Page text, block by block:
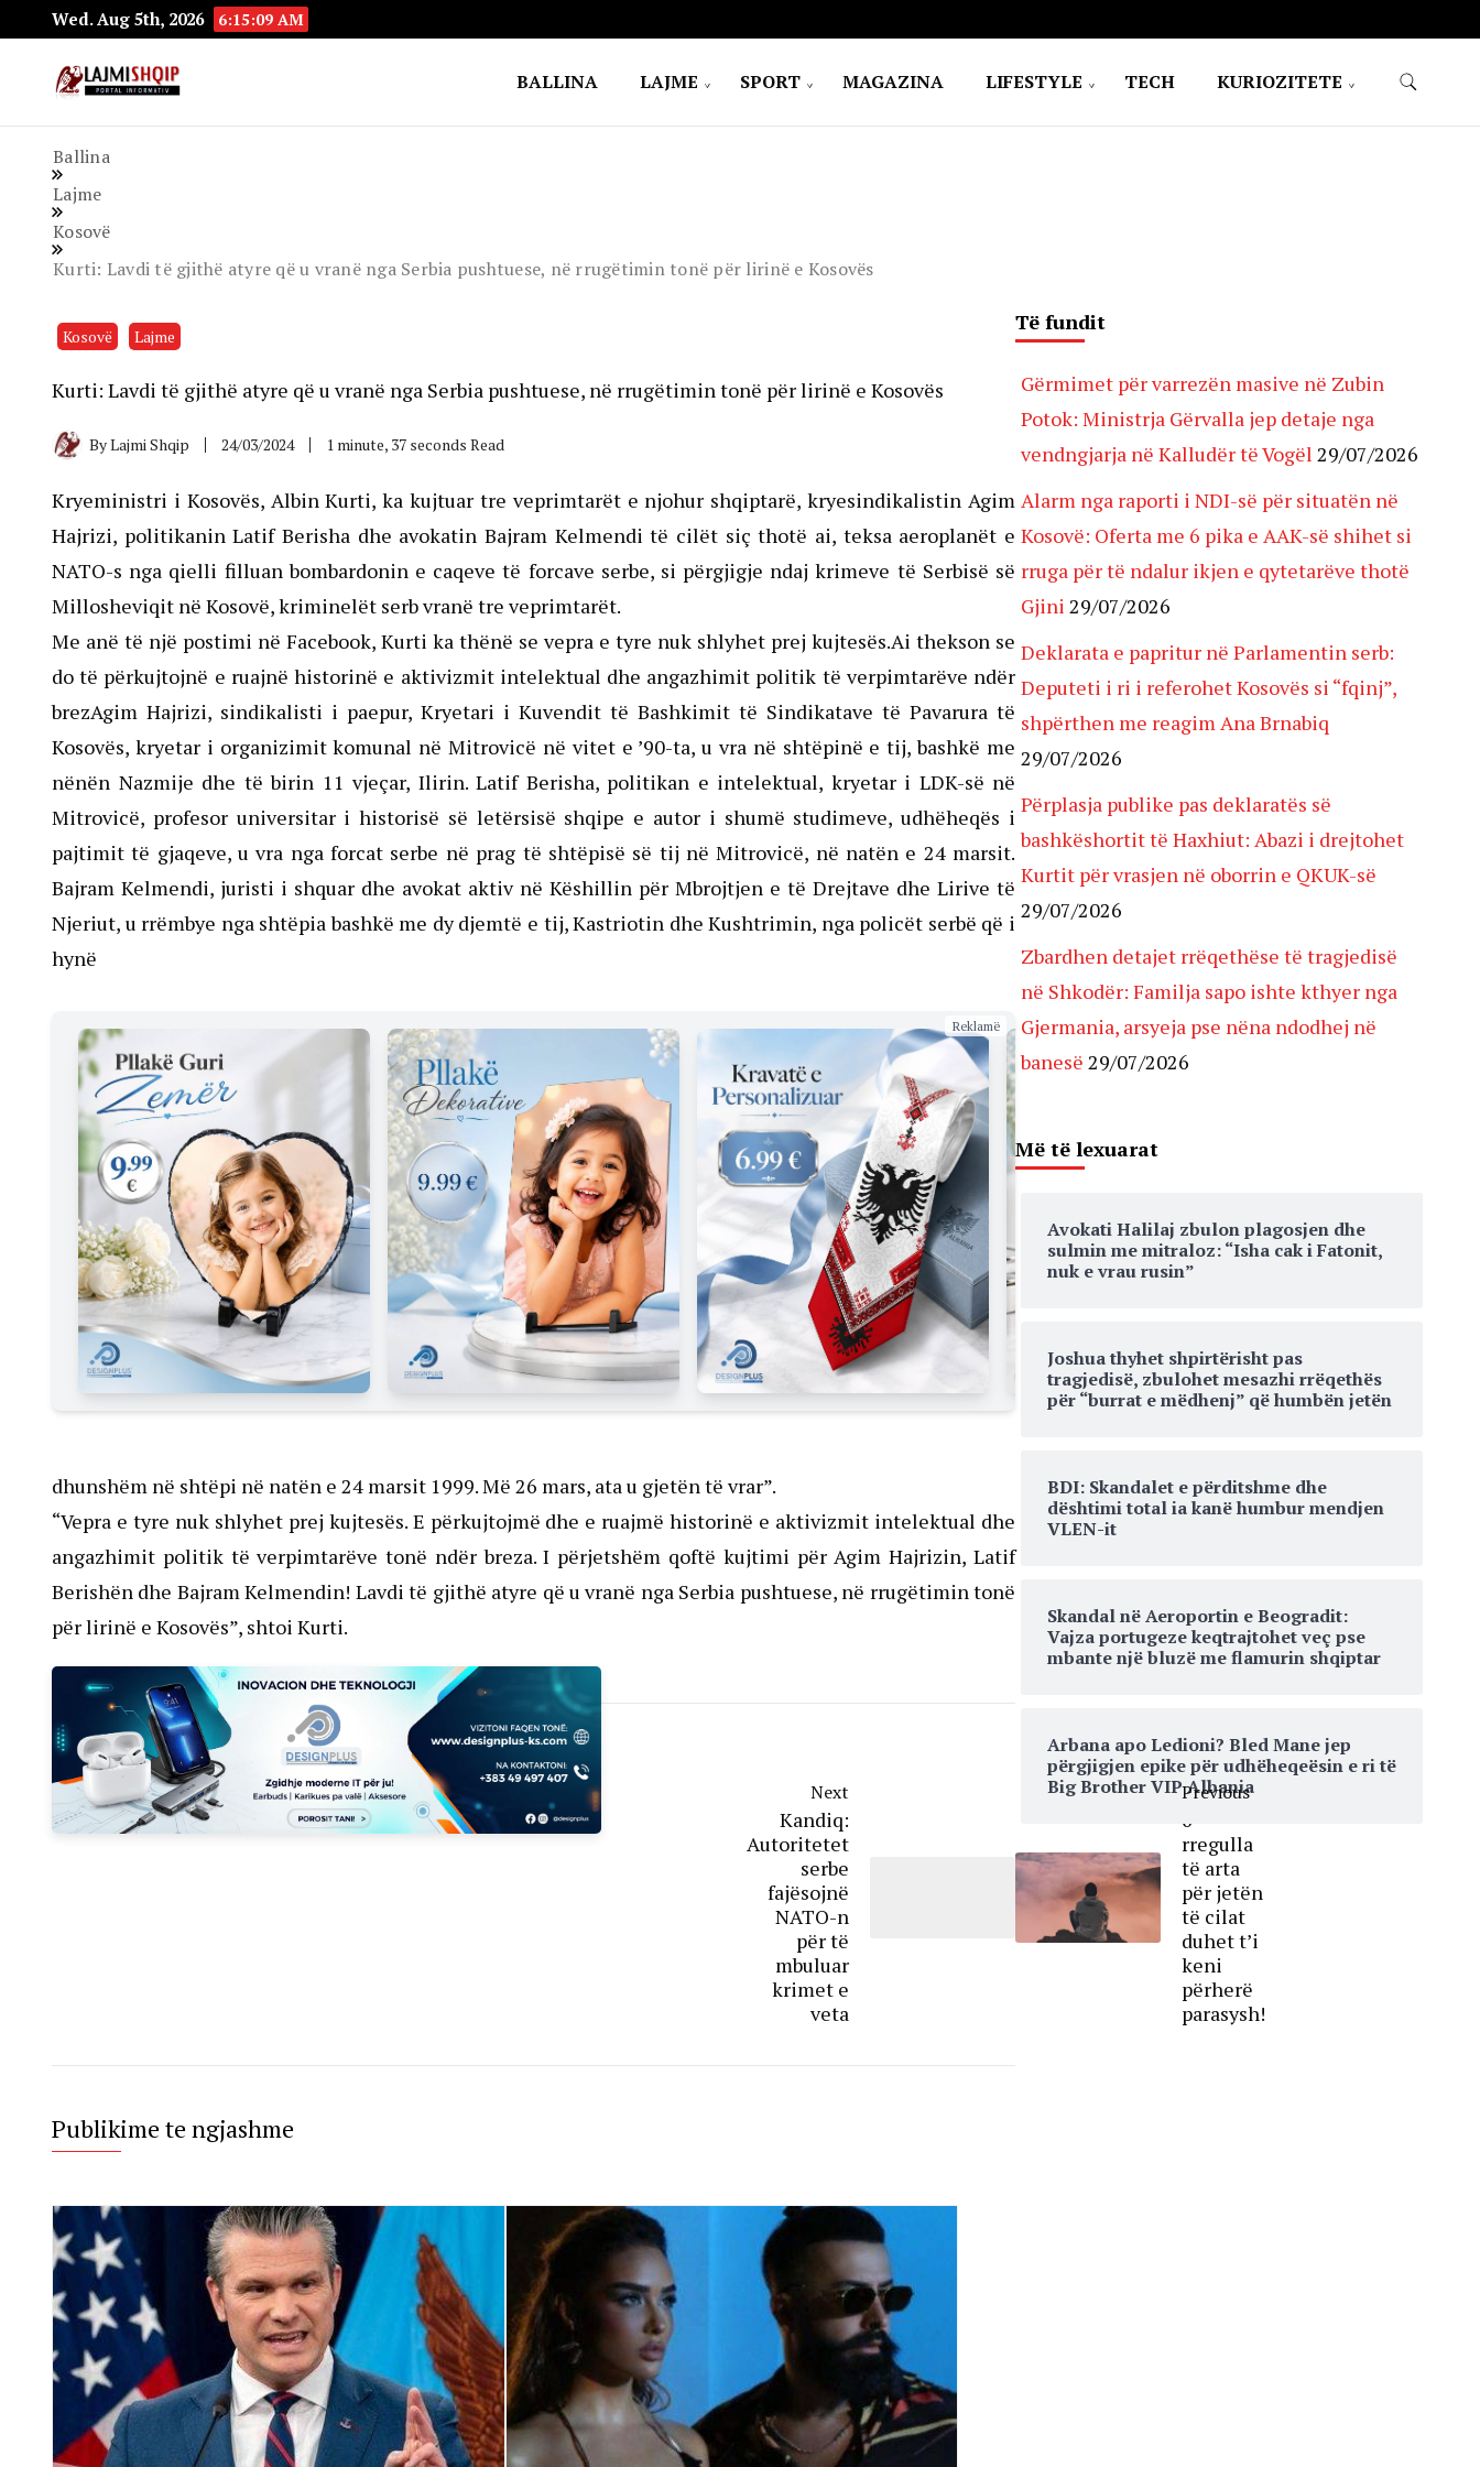
Wed. Aug 5th, 2026 6:15:10 AM
BALLINA LAJME SPORT MAGAZINA LIFESTYLE TECH KURIOZITETE
Ballina
Lajme
Kosovë
Kurti: Lavdi të gjithë atyre që u vranë nga Serbia pushtuese, në rrugëtimin tonë për lirinë e Kosovës
Kosovë Lajme
Kurti: Lavdi të gjithë atyre që u vranë nga Serbia pushtuese, në rrugëtimin tonë për lirinë e Kosovës
ByLajmi Shqip 24/03/2024 1 minute, 37 seconds Read
Kryeministri i Kosovës, Albin Kurti, ka kujtuar tre veprimtarët e njohur shqiptarë, kryesindikalistin Agim
Hajrizi, politikanin Latif Berisha dhe avokatin Bajram Kelmendi të cilët siç thotë ai, teksa aeroplanët e
NATO-s nga qielli filluan bombardonin e caqeve të forcave serbe, si përgjigje ndaj krimeve të Serbisë së
Millosheviqit në Kosovë, kriminelët serb vranë tre veprimtarët.
Me anë të një postimi në Facebook, Kurti ka thënë se vepra e tyre nuk shlyhet prej kujtesës.Ai thekson se
do të përkujtojnë e ruajnë historinë e aktivizmit intelektual dhe angazhimit politik të verpimtarëve ndër
brezAgim Hajrizi, sindikalisti i paepur, Kryetari i Kuvendit të Bashkimit të Sindikatave të Pavarura të
Kosovës, kryetar i organizimit komunal në Mitrovicë në vitet e ’90-ta, u vra në shtëpinë e tij, bashkë me
nënën Nazmije dhe të birin 11 vjeçar, Ilirin. Latif Berisha, politikan e intelektual, kryetar i LDK-së në
Mitrovicë, profesor universitar i historisë së letërsisë shqipe e autor i shumë studimeve, udhëheqës i
pajtimit të gjaqeve, u vra nga forcat serbe në prag të shtëpisë së tij në Mitrovicë, në natën e 24 marsit.
Bajram Kelmendi, juristi i shquar dhe avokat aktiv në Këshillin për Mbrojtjen e të Drejtave dhe Lirive të
Njeriut, u rrëmbye nga shtëpia bashkë me dy djemtë e tij, Kastriotin dhe Kushtrimin, nga policët serbë që i
hynë
Reklamë
dhunshëm në shtëpi në natën e 24 marsit 1999. Më 26 mars, ata u gjetën të vrar”.
“Vepra e tyre nuk shlyhet prej kujtesës. E përkujtojmë dhe e ruajmë historinë e aktivizmit intelektual dhe
angazhimit politik të verpimtarëve tonë ndër breza. I përjetshëm qoftë kujtimi për Agim Hajrizin, Latif
Berishën dhe Bajram Kelmendin! Lavdi të gjithë atyre që u vranë nga Serbia pushtuese, në rrugëtimin tonë
për lirinë e Kosovës”, shtoi Kurti.
Previous
6
rregulla
të arta
për jetën
të cilat
duhet t’i
keni
përherë
parasysh!
Next
Kandiq:
Autoritetet
serbe
fajësojnë
NATO-n
për të
mbuluar
krimet e
veta
Publikime te ngjashme
Të fundit
Gërmimet për varrezën masive në Zubin
Potok: Ministrja Gërvalla jep detaje nga
vendngjarja në Kalludër të Vogël 29/07/2026
Alarm nga raporti i NDI-së për situatën në
Kosovë: Oferta me 6 pika e AAK-së shihet si
rruga për të ndalur ikjen e qytetarëve thotë
Gjini 29/07/2026
Deklarata e papritur në Parlamentin serb:
Deputeti i ri i referohet Kosovës si “fqinj”,
shpërthen me reagim Ana Brnabiq
29/07/2026
Përplasja publike pas deklaratës së
bashkëshortit të Haxhiut: Abazi i drejtohet
Kurtit për vrasjen në oborrin e QKUK-së
29/07/2026
Zbardhen detajet rrëqethëse të tragjedisë
në Shkodër: Familja sapo ishte kthyer nga
Gjermania, arsyeja pse nëna ndodhej në
banesë 29/07/2026
Më të lexuarat
Avokati Halilaj zbulon plagosjen dhe
sulmin me mitraloz: “Isha cak i Fatonit,
nuk e vrau rusin”
Joshua thyhet shpirtërisht pas
tragjedisë, zbulohet mesazhi rrëqethës
për “burrat e mëdhenj” që humbën jetën
BDI: Skandalet e përditshme dhe
dështimi total ia kanë humbur mendjen
VLEN-it
Skandal në Aeroportin e Beogradit:
Vajza portugeze keqtrajtohet veç pse
mbante një bluzë me flamurin shqiptar
Arbana apo Ledioni? Bled Mane jep
përgjigjen epike për udhëheqeësin e ri të
Big Brother VIP Albania